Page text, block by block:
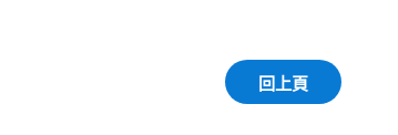
回上頁